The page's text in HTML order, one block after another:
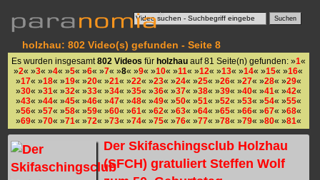
holzhau: 802 Video(s) gefunden - Seite 8
Es wurden insgesamt 802 Videos für holzhauauf 81 Seite(n) gefunden: »1«
»2« »3« »4« »5« »6« »7« »8« »9« »10« »11« »12« »13« »14« »15« »16«
»17« »18« »19« »20« »21« »22« »23« »24« »25« »26« »27« »28« »29«
»30« »31« »32« »33« »34« »35« »36« »37« »38« »39« »40« »41« »42«
»43« »44« »45« »46« »47« »48« »49« »50« »51« »52« »53« »54« »55«
»56« »57« »58« »59« »60« »61« »62« »63« »64« »65« »66« »67« »68«
»69« »70« »71« »72« »73« »74« »75« »76« »77« »78« »79« »80« »81«
Der Skifaschingsclub Holzhau
(SFCH) gratuliert Steffen Wolf